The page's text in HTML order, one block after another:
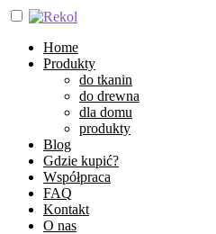
Home
Produkty
do tkanin
do drewna
dla domu
produkty
Blog
Gdzie kupić?
Współpraca
FAQ
Kontakt
O nas